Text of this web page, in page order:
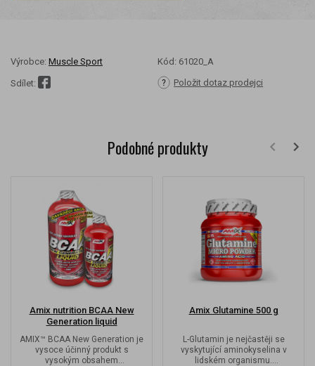
Výrobce: Muscle Sport Kód: 61020_A
Sdílet: Položit dotaz prodejci
Podobné produkty
Amix nutrition BCAA New
Generation liquid
AMIX™ BCAA New Generation je
vysoce účinný produkt s
vysokým obsahem
Amix Glutamine 500 g
L-Glutamin je nejčastěji se
vyskytující aminokyselina v
lidském organismu.